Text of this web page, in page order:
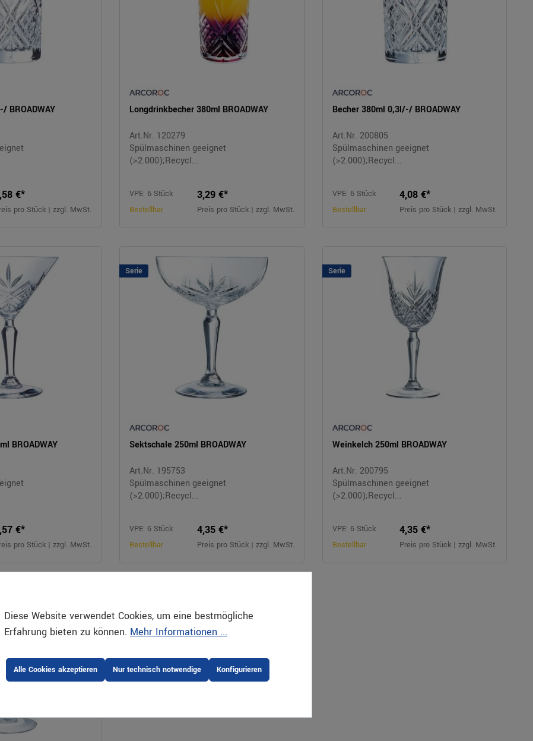
BROADWAY
€*
pro Stück | zzgl. MwSt.
Longdrinkbecher 380ml BROADWAY
Art.Nr. 120279
Spülmaschinen geeignet
(>2.000);Recycl...
VPE: 6 Stück
Bestellbar
3,29 €*
Preis pro Stück | zzgl. MwSt.
Becher 380ml 0,3l/-/ BROADWAY
Art.Nr. 200805
Spülmaschinen geeignet
(>2.000);Recycl...
VPE: 6 Stück
Bestellbar
4,08 €*
Preis pro Stück | zzgl. MwSt.
BROADWAY
€*
pro Stück | zzgl. MwSt.
Serie
Sektschale 250ml BROADWAY
Art.Nr. 195753
Spülmaschinen geeignet
(>2.000);Recycl...
VPE: 6 Stück
Bestellbar
4,35 €*
Preis pro Stück | zzgl. MwSt.
Serie
Weinkelch 250ml BROADWAY
Art.Nr. 200795
Spülmaschinen geeignet
(>2.000);Recycl...
VPE: 6 Stück
Bestellbar
4,35 €*
Preis pro Stück | zzgl. MwSt.
Diese Website verwendet Cookies, um eine bestmögliche
Erfahrung bieten zu können. Mehr Informationen ...
Nur technisch notwendige Konfigurieren
Alle Cookies akzeptieren